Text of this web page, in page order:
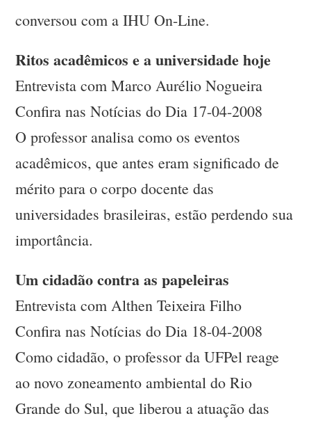
conversou com a IHU On-Line.
Ritos acadêmicos e a universidade hoje
Entrevista com Marco Aurélio Nogueira
Confira nas Notícias do Dia 17-04-2008
O professor analisa como os eventos
acadêmicos, que antes eram significado de
mérito para o corpo docente das
universidades brasileiras, estão perdendo sua
importância.
Um cidadão contra as papeleiras
Entrevista com Althen Teixeira Filho
Confira nas Notícias do Dia 18-04-2008
Como cidadão, o professor da UFPel reage
ao novo zoneamento ambiental do Rio
Grande do Sul, que liberou a atuação das